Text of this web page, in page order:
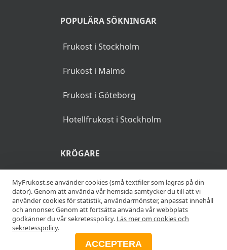
POPULÄRA SÖKNINGAR
Frukost i Stockholm
Frukost i Malmö
Frukost i Göteborg
Hotellfrukost i Stockholm
KRÖGARE
Anslut din restaurang
Add your restaurant
ANNONSERA
MyFrukost.se använder cookies (små textfiler som lagras på din
dator). Genom att använda vår hemsida samtycker du till att vi
använder cookies för statistik, användarmönster, anpassat innehåll
och annonser. Genom att fortsätta använda vår webbplats
godkänner du vår sekretesspolicy. Läs mer om cookies och
sekretesspolicy.
ACCEPTERA